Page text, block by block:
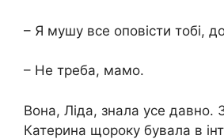
– Я мушу все оповісти тобі,
– Не треба, мамо.
Вона, Ліда, знала усе
Катерина щороку бувала в